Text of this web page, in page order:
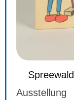
Ausstellung